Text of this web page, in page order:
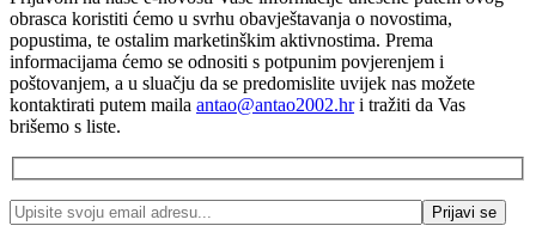
obrasca koristiti ćemo u svrhu obavještavanja o novostima,
popustima, te ostalim marketinškim aktivnostima. Prema
informacijama ćemo se odnositi s potpunim povjerenjem i
poštovanjem, a u sluačju da se predomislite uvijek nas možete
kontaktirati putem maila antao@antao2002.hri tražiti da Vas
brišemo s liste.